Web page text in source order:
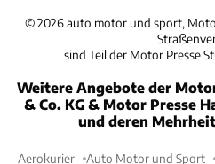
©2026 auto motor und sport,
sind Teil der Motor Presse
Weitere Angebote der
& Co. KG & Motor Presse
und deren
Aerokurier Auto Motor und Sport